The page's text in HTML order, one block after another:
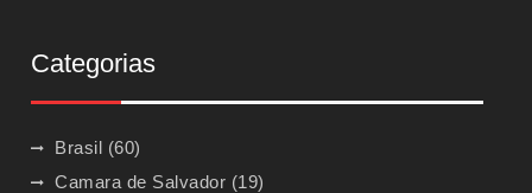
Categorias
Brasil (60)
Camara de Salvador (19)